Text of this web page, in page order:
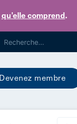
qu’elle comprend.
Devenez membre